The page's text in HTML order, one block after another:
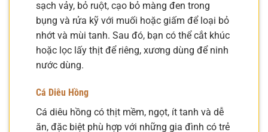
sạch vảy, bỏ ruột, cạo bỏ màng đen trong
bụng và rửa kỹ với muối hoặc giấm để loại bỏ
nhớt và mùi tanh. Sau đó, bạn có thể cắt khúc
hoặc lọc lấy thịt để riêng, xương dùng để ninh
nước dùng.
Cá Diêu Hồng
Cá diêu hồng có thịt mềm, ngọt, ít tanh và dễ
ăn, đặc biệt phù hợp với những gia đình có trẻ